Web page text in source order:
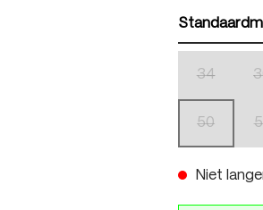
34
50
Niet